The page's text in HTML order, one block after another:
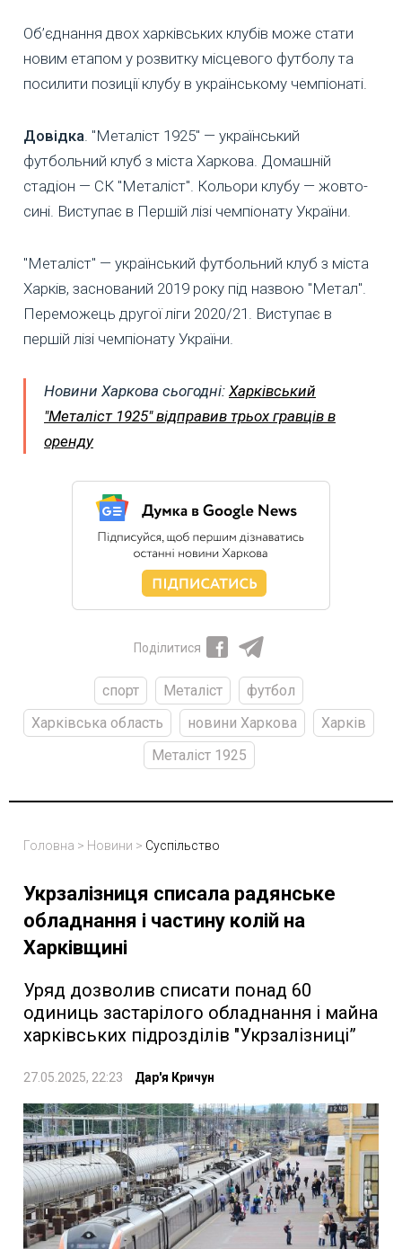
Об’єднання двох харківських клубів може стати
новим етапом у розвитку місцевого футболу та
посилити позиції клубу в українському чемпіонаті.
Довідка. "Металіст 1925" — український
футбольний клуб з міста Харкова. Домашній
стадіон — СК "Металіст". Кольори клубу — жовто-
сині. Виступає в Першій лізі чемпіонату України.
"Металіст" — український футбольний клуб з міста
Харків, заснований 2019 року під назвою "Метал".
Переможець другої ліги 2020/21. Виступає в
першій лізі чемпіонату України.
Новини Харкова сьогодні: Харківський
"Металіст 1925" відправив трьох гравців в
оренду
Поділитися
спорт Металіст
футбол
Харківська область
новини Харкова
Харків
Металіст 1925
Головна > Новини > Суспільство
Укрзалізниця списала радянське
обладнання і частину колій на
Харківщині
Уряд дозволив списати понад 60
одиниць застарілого обладнання і майна
харківських підрозділів "Укрзалізниці”
27.05.2025, 22:23 Дар'я Кричун